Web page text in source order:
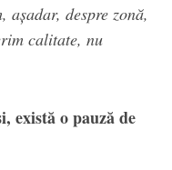
așadar, despre zonă,
calitate, nu
există o pauză de